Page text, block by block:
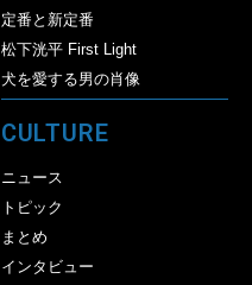
定番と新定番
松下洸平 First Light
犬を愛する男の肖像
CULTURE
ニュース
トピック
まとめ
インタビュー